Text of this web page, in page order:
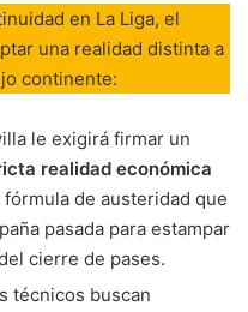
en La Liga, el
una realidad distinta a
continente:
le exigirá firmar un
realidad económica
de austeridad que
pasada para estampar
cierre de pases.
técnicos buscan